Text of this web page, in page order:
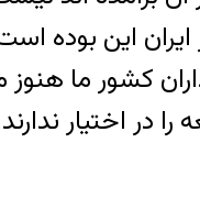
این بوده
کشور ما
در اختیار